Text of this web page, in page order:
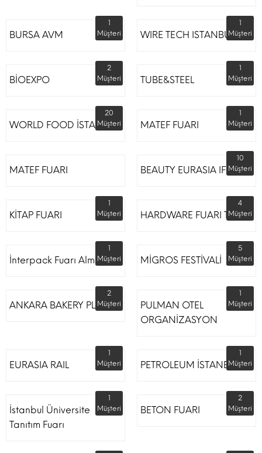
BURSA AVM
1
Müşteri
WIRE TECH ISTANBUL
1
Müşteri
BİOEXPO
2
Müşteri
TUBE&STEEL
1
Müşteri
WORLD FOOD İSTANBUL
20
Müşteri
MATEF FUARI
1
Müşteri
MATEF FUARI BEAUTY EURASIA IFM
10
Müşteri
KİTAP FUARI
1
Müşteri
HARDWARE FUARI TÜYAP
4
Müşteri
İnterpack Fuarı Almanya
1
Müşteri
MİGROS FESTİVALİ
5
Müşteri
ANKARA BAKERY PLUS
2
Müşteri
PULMAN OTEL
ORGANİZASYON
1
Müşteri
EURASIA RAIL
1
Müşteri
PETROLEUM İSTANBUL
1
Müşteri
İstanbul Üniversite
Tanıtım Fuarı
1
Müşteri
BETON FUARI
2
Müşteri